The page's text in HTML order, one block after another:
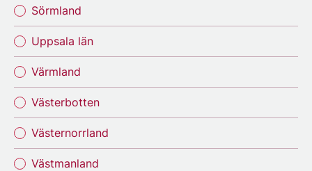
Sörmland
Uppsala län
Värmland
Västerbotten
Västernorrland
Västmanland